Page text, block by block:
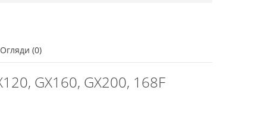
Огляди (0)
GX160, GX200, 168F